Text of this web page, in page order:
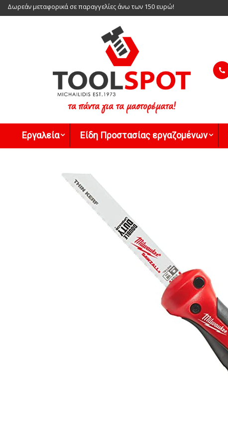
Skip
to
Δωρεάν μεταφορικά σε παραγγελίες άνω των 150 ευρώ!
Εργαλεία Είδη Προστασίας εργαζομένων